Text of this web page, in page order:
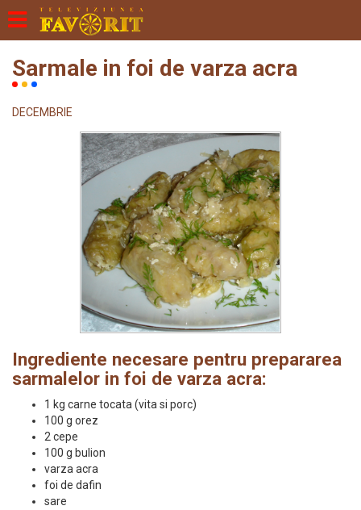
Sarmale in foi de varza acra
DECEMBRIE
Ingrediente necesare pentru prepararea
sarmalelor in foi de varza acra:
1 kg carne tocata (vita si porc)
100 g orez
2 cepe
100 g bulion
varza acra
foi de dafin
sare